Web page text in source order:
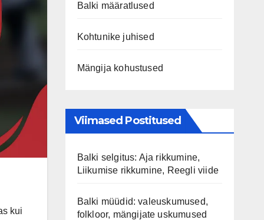
kui
Balki määratlused
Kohtunike juhised
Mängija kohustused
Viimased Postitused
Balki selgitus: Aja rikkumine,
Liikumise rikkumine, Reegli viide
Balki müüdid: valeuskumused,
folkloor, mängijate uskumused